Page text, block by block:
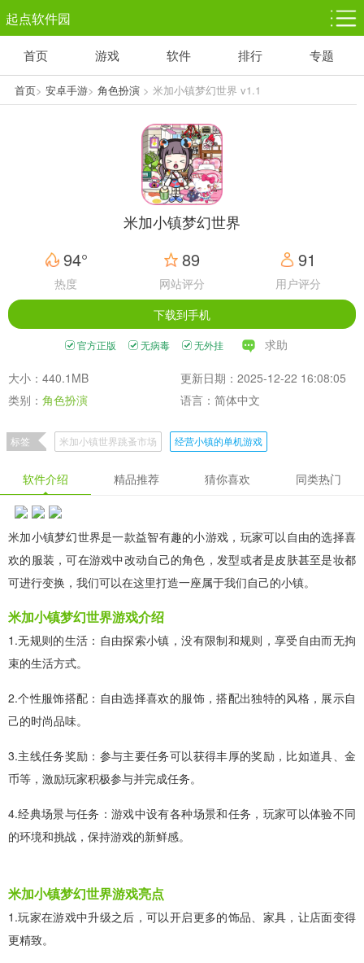
起点软件园
塔防游戏
1千+款游戏
休闲益智
1万+款游戏
体育竞技
5百+款游戏
赛车竞速
3百+款游戏
首页 游戏 软件 排行 专题
首页> 安卓手游> 角色扮演> 米加小镇梦幻世界 v1.1
米加小镇梦幻世界
94°
热度
89
网站评分
91
用户评分
下载到手机
官方正版 无病毒 无外挂 求助
大小：440.1MB
更新日期：2025-12-22 16:08:05
类别： 角色扮演 语言：简体中文
标签 米加小镇世界跳蚤市场
经营小镇的单机游戏
软件介绍 精品推荐 猜你喜欢 同类热门
米加小镇梦幻世界是一款益智有趣的小游戏，玩家可以自由的选择喜
欢的服装，可在游戏中改动自己的角色，发型或者是皮肤甚至是妆都
可进行变换，我们可以在这里打造一座属于我们自己的小镇。
米加小镇梦幻世界游戏介绍
1.无规则的生活：自由探索小镇，没有限制和规则，享受自由而无拘
束的生活方式。
2.个性服饰搭配：自由选择喜欢的服饰，搭配出独特的风格，展示自
己的时尚品味。
3.主线任务奖励：参与主要任务可以获得丰厚的奖励，比如道具、金
币等，激励玩家积极参与并完成任务。
4.经典场景与任务：游戏中设有各种场景和任务，玩家可以体验不同
的环境和挑战，保持游戏的新鲜感。
米加小镇梦幻世界游戏亮点
1.玩家在游戏中升级之后，可以开启更多的饰品、家具，让店面变得
更精致。